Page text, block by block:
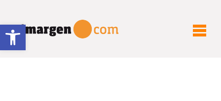
Abrir barra de herramientas